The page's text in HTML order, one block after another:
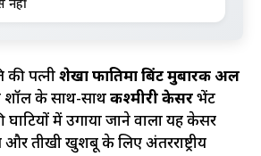
नहीं
की पत्नीशेखा फातिमा बिंट मुबारक अल
शॉल के साथ-साथकश्मीरी केसरभेंट
घाटियों में उगाया जाने वाला यह केसर
तीखी खुशबू के लिए अंतरराष्ट्रीय